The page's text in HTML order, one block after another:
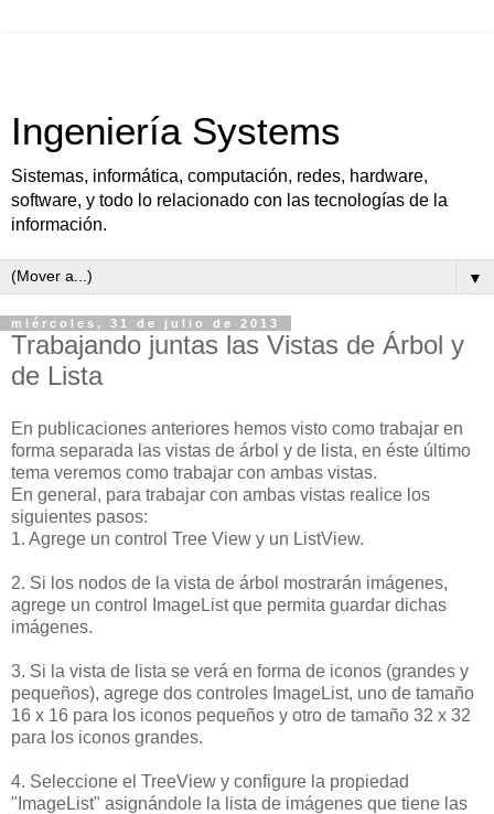
Ingeniería Systems
Sistemas, informática, computación, redes, hardware,
software, y todo lo relacionado con las tecnologías de la
información.
▼
miércoles, 31 de julio de 2013
Trabajando juntas las Vistas de Árbol y
de Lista
En publicaciones anteriores hemos visto como trabajar en
forma separada las vistas de árbol y de lista, en éste último
tema veremos como trabajar con ambas vistas.
En general, para trabajar con ambas vistas realice los
siguientes pasos:
1. Agrege un control Tree View y un ListView.
2. Si los nodos de la vista de árbol mostrarán imágenes,
agrege un control ImageList que permita guardar dichas
imágenes.
3. Si la vista de lista se verá en forma de iconos (grandes y
pequeños), agrege dos controles ImageList, uno de tamaño
16 x 16 para los iconos pequeños y otro de tamaño 32 x 32
para los iconos grandes.
4. Seleccione el TreeView y configure la propiedad
"ImageList" asignándole la lista de imágenes que tiene las